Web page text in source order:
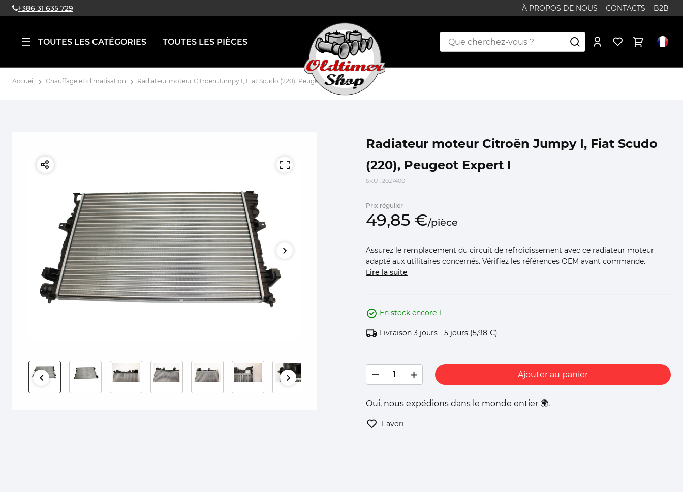
+386 31 635 729 À PROPOS DE NOUS CONTACTS B2B
TOUTES LES CATÉGORIES TOUTES LES PIÈCES
Accueil Chauffage et climatisation Radiateur moteur Citroën Jumpy I, Fiat Scudo (220), Peugeot Expert I
Radiateur moteur Citroën Jumpy I, Fiat Scudo
(220), Peugeot Expert I
SKU : 2027400
Prix régulier
49,85 €/pièce
Assurez le remplacement du circuit de refroidissement avec ce radiateur moteur
adapté aux utilitaires concernés. Vérifiez les références OEM avant commande.
Lire la suite
En stock encore 1
Livraison 3 jours - 5 jours (5,98 €)
Ajouter au panier
Oui, nous expédions dans le monde entier 🌍.
Favori